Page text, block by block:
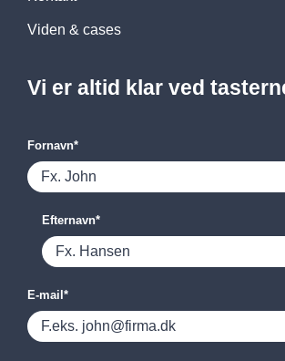
Viden & cases
Vi er altid klar ved
Fornavn*
Efternavn*
E-mail*